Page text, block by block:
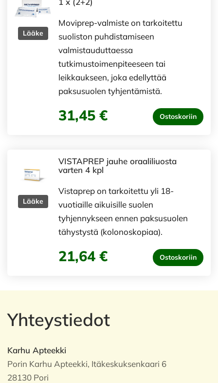
Lääke
Moviprep-valmiste on tarkoitettu
suoliston puhdistamiseen
valmistauduttaessa
tutkimustoimenpiteeseen tai
leikkaukseen, joka edellyttää
paksusuolen tyhjentämistä.
31,45 € Ostoskoriin
Lääke
VISTAPREP jauhe oraaliliuosta
varten 4 kpl
Vistaprep on tarkoitettu yli 18-
vuotiaille aikuisille suolen
tyhjennykseen ennen paksusuolen
tähystystä (kolonoskopiaa).
21,64 € Ostoskoriin
Yhteystiedot
Karhu Apteekki
Porin Karhu Apteekki, Itäkeskuksenkaari 6
28130 Pori